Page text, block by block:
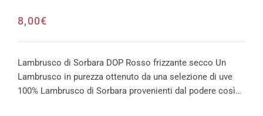
8,00€
Lambrusco di Sorbara DOP Rosso frizzante secco Un
Lambrusco in purezza ottenuto da una selezione di uve
100% Lambrusco di Sorbara provenienti dal podere così…